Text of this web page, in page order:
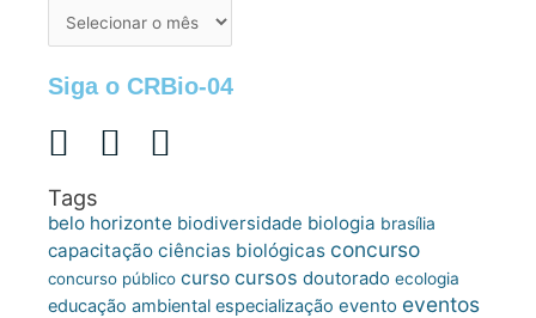
Siga o CRBio-04
Tags
belo horizonte biodiversidade biologia brasília
capacitação ciências biológicas concurso
concurso público curso cursos doutorado ecologia
educação ambiental especialização evento eventos